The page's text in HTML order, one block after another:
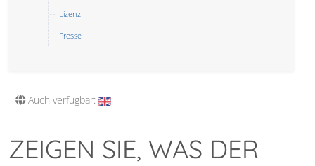
Lizenz
Presse
Auch verfügbar:
ZEIGEN SIE, WAS DER